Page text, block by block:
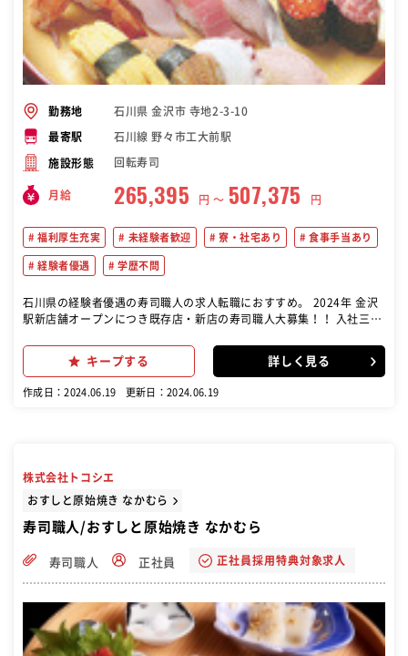
勤務地 石川県 金沢市 寺地2-3-10
最寄駅 石川線 野々市工大前駅
施設形態 回転寿司
月給 265,395 円 〜 507,375 円
福利厚生充実 未経験者歓迎 寮・社宅あり 食事手当あり
経験者優遇 学歴不問
石川県の経験者優遇の寿司職人の求人転職におすすめ。 2024年 金沢
駅新店舗オープンにつき既存店・新店の寿司職人大募集！！ 入社三か
プンまでは、既存店にて研修もできます。 回転寿司で寿司職人として
の業務をお任せします。毎朝夕水揚げされるいきのいい魚介を1貫1貫
た、仕事に慣れてきましたら、発注業務・人材育成・店舗管理なども
キープする 詳しく見る
作成日：2024.06.19 更新日：2024.06.19
株式会社トコシエ
おすしと原始焼き なかむら
寿司職人/おすしと原始焼き なかむら
寿司職人 正社員 正社員採用特典対象求人